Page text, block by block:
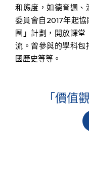
和態度 ，如德育週、
委員會自2017年起
圈」計劃，開放課
流。曾參與的學科包
國歷史等等。
「價值